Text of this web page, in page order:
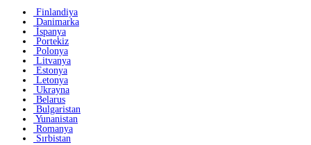
Finlandiya
Danimarka
İspanya
Portekiz
Polonya
Litvanya
Estonya
Letonya
Ukrayna
Belarus
Bulgaristan
Yunanistan
Romanya
Sırbistan